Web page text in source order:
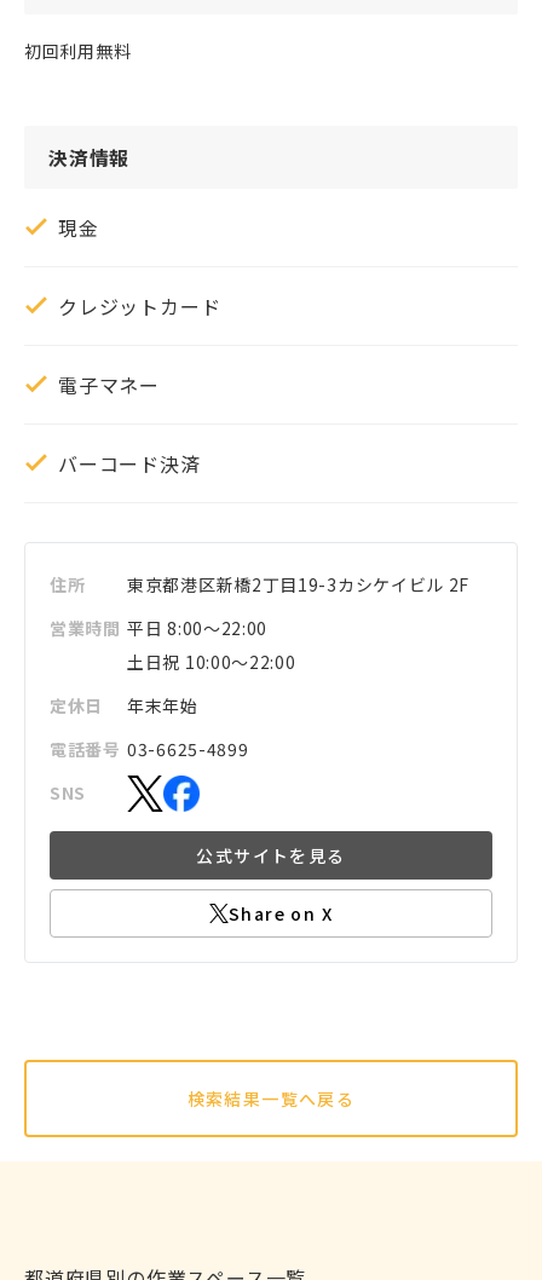
初回利用無料
決済情報
現金
クレジットカード
電子マネー
バーコード決済
住所 東京都港区新橋2丁目19-3カシケイビル 2F
営業時間 平日 8:00～22:00
土日祝 10:00～22:00
定休日
年末年始
電話番号 03-6625-4899
SNS
公式サイトを見る
Share on X
検索結果一覧へ戻る